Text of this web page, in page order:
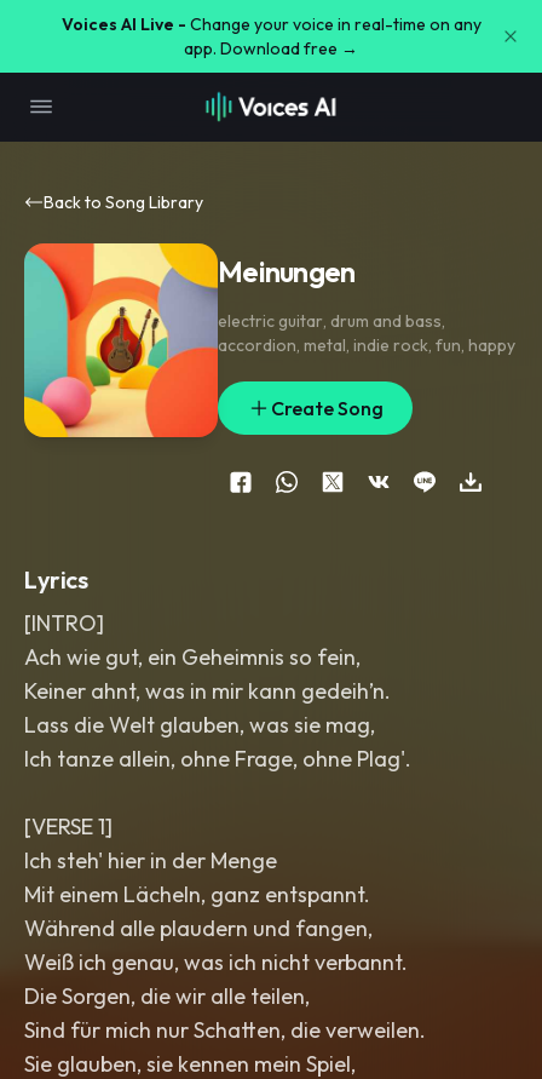
Voices AI Live - Change your voice in real-time on any
app. Download free →
Back to Song Library
Meinungen
electric guitar, drum and bass,
accordion, metal, indie rock, fun, happy
Create Song
Lyrics
[INTRO]
Ach wie gut, ein Geheimnis so fein,
Keiner ahnt, was in mir kann gedeih’n.
Lass die Welt glauben, was sie mag,
Ich tanze allein, ohne Frage, ohne Plag'.
[VERSE 1]
Ich steh' hier in der Menge
Mit einem Lächeln, ganz entspannt.
Während alle plaudern und fangen,
Weiß ich genau, was ich nicht verbannt.
Die Sorgen, die wir alle teilen,
Sind für mich nur Schatten, die verweilen.
Sie glauben, sie kennen mein Spiel,